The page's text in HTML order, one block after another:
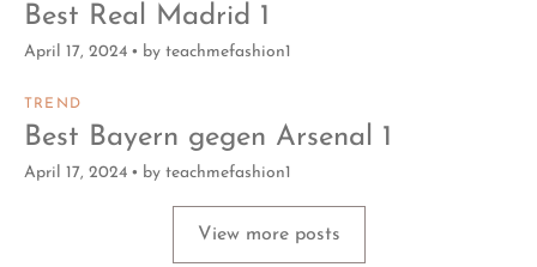
Best Real Madrid 1
April 17, 2024 by teachmefashion1
TREND
Best Bayern gegen Arsenal 1
April 17, 2024 by teachmefashion1
View more posts